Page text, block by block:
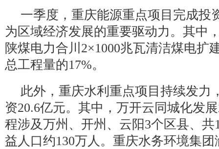
一季度，重庆能源重点项目完成投
为区域经济发展的重要驱动力。其中
陕煤电力合川2×1000兆瓦清洁煤电扩
总工程量的17%。
此外，重庆水利重点项目持续发力
资20.6亿元。其中，万开云同城化发
程涉及万州、开州、云阳3个区县、共
益人口约130万人。重庆水务环境集